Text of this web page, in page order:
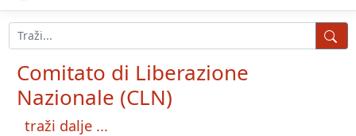
Comitato di Liberazione
Nazionale (CLN)
traži dalje ...